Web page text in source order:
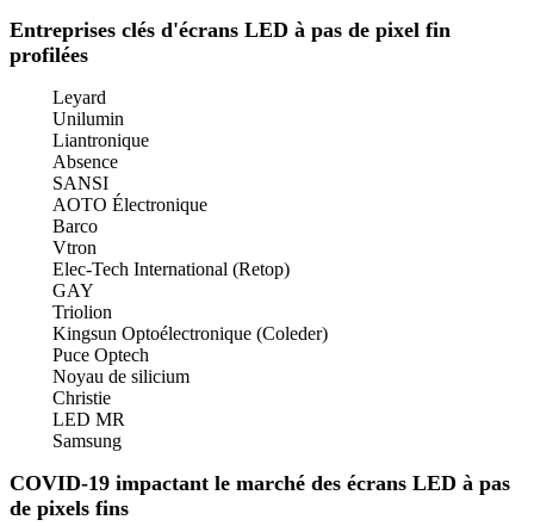
Entreprises clés d'écrans LED à pas de pixel fin
profilées
Leyard
Unilumin
Liantronique
Absence
SANSI
AOTO Électronique
Barco
Vtron
Elec-Tech International (Retop)
GAY
Triolion
Kingsun Optoélectronique (Coleder)
Puce Optech
Noyau de silicium
Christie
LED MR
Samsung
COVID-19 impactant le marché des écrans LED à pas
de pixels fins